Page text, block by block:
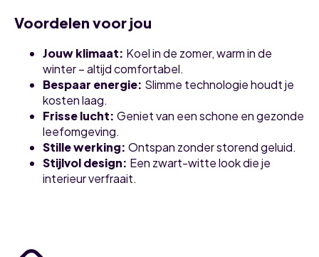
Voordelen voor jou
Jouw klimaat: Koel in de zomer, warm in de
winter – altijd comfortabel.
Bespaar energie: Slimme technologie houdt je
kosten laag.
Frisse lucht: Geniet van een schone en gezonde
leefomgeving.
Stille werking: Ontspan zonder storend geluid.
Stijlvol design: Een zwart-witte look die je
interieur verfraait.